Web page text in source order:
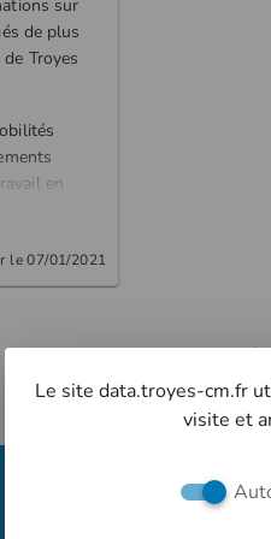
sur
de plus
Troyes
en
le 07/01/2021
Le site data.troyes-cm.fr
visite et